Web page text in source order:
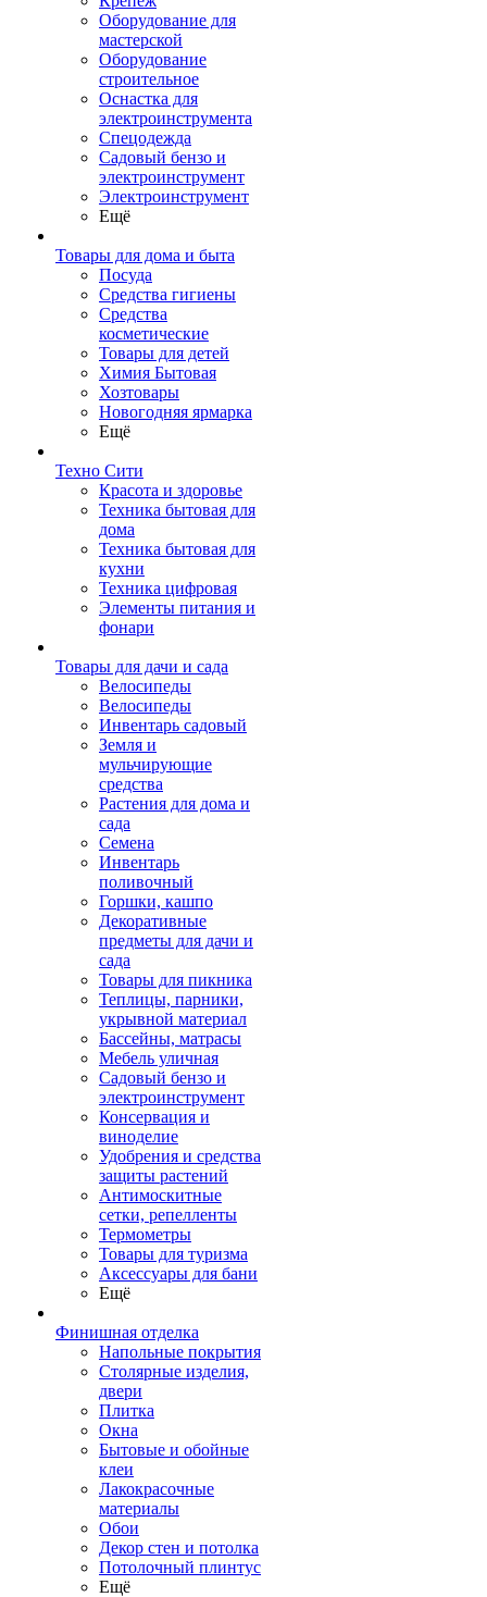
Оборудование для
мастерской
Оборудование
строительное
Оснастка для
электроинструмента
Спецодежда
Садовый бензо и
электроинструмент
Электроинструмент
Ещё
Товары для дома и быта
Посуда
Средства гигиены
Средства
косметические
Товары для детей
Химия Бытовая
Хозтовары
Новогодняя ярмарка
Ещё
Техно Сити
Красота и здоровье
Техника бытовая для
дома
Техника бытовая для
кухни
Техника цифровая
Элементы питания и
фонари
Товары для дачи и сада
Велосипеды
Велосипеды
Инвентарь садовый
Земля и
мульчирующие
средства
Растения для дома и
сада
Семена
Инвентарь
поливочный
Горшки, кашпо
Декоративные
предметы для дачи и
сада
Товары для пикника
Теплицы, парники,
укрывной материал
Бассейны, матрасы
Мебель уличная
Садовый бензо и
электроинструмент
Консервация и
виноделие
Удобрения и средства
защиты растений
Антимоскитные
сетки, репелленты
Термометры
Товары для туризма
Аксессуары для бани
Ещё
Финишная отделка
Напольные покрытия
Столярные изделия,
двери
Плитка
Окна
Бытовые и обойные
клеи
Лакокрасочные
материалы
Обои
Декор стен и потолка
Потолочный плинтус
Ещё